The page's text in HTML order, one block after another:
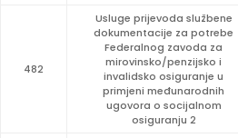
482
Usluge prijevoda službene
dokumentacije za potrebe
Federalnog zavoda za
mirovinsko/penzijsko i
invalidsko osiguranje u
primjeni međunarodnih
ugovora o socijalnom
osiguranju 2